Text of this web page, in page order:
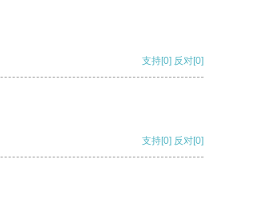
支持[0] 反对[0]
支持[0] 反对[0]